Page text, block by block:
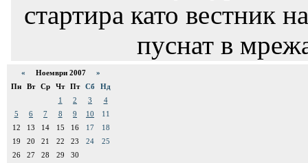
стартира като вестник
пуснат в
« Ноември 2007 »
Пн
Вт Ср Чт Пт Сб
Нд
1
2 3
4
5
6 7 8 9 10
11
12
13 14 15 16 17
18
19
20 21 22 23 24
25
26
27 28 29 30